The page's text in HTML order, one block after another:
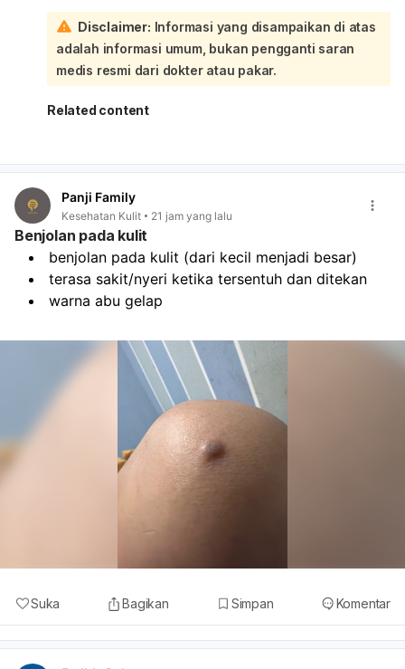
cairan/pendarahan. Untuk sementara, Anda bisa coba
istirahat miring ke kiri, atur napas pelan, minum air cukup,
dan hindari aktivitas berat. Kompres hangat ringan di
punggung juga bisa membantu, tetapi jangan minum obat
nyeri sembarangan tanpa anjuran dokter. Jika ada
perdarahan, air ketuban merembes, gerak janin
Disclaimer: Informasi yang disampaikan di atas
adalah informasi umum, bukan pengganti saran
medis resmi dari dokter atau pakar.
Related content
Panji Family
Kesehatan Kulit 21 jam yang lalu
Benjolan pada kulit
benjolan pada kulit (dari kecil menjadi besar)
terasa sakit/nyeri ketika tersentuh dan ditekan
warna abu gelap
Suka Bagikan Simpan Komentar